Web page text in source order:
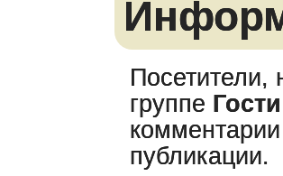
Посетители,
группе Гости
публикации.